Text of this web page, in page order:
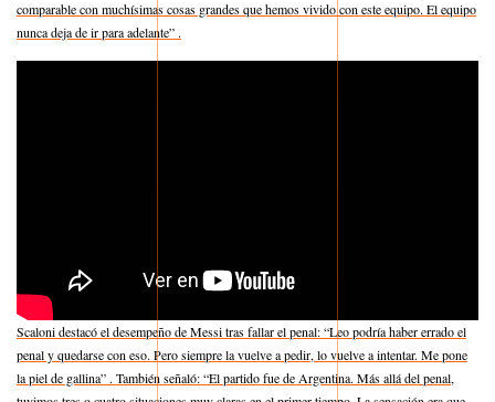
comparable con muchísimas cosas grandes que hemos vivido con este equipo. El equipo
nunca deja de ir para adelante” .
Scaloni destacó el desempeño de Messi tras fallar el penal: “Leo podría haber errado el
penal y quedarse con eso. Pero siempre la vuelve a pedir, lo vuelve a intentar. Me pone
la piel de gallina” . También señaló: “El partido fue de Argentina. Más allá del penal,